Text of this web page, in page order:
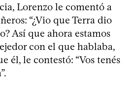
Lorenzo le comentó a
“¿Vio que Terra dio
Así que ahora estamos
con el que hablaba,
él, le contestó: “Vos tenés